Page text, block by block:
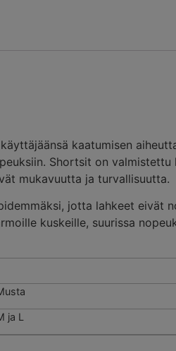
kaatumisen
Shortsit on
mukavuutta ja turvallisuutta.
jotta lahkeet
kuskeille, suurissa
ja L